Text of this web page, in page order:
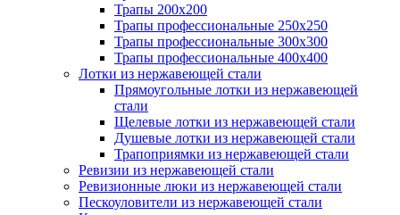
Трапы 200х200
Трапы профессиональные 250х250
Трапы профессиональные 300х300
Трапы профессиональные 400х400
Лотки из нержавеющей стали
Прямоугольные лотки из нержавеющей
стали
Щелевые лотки из нержавеющей стали
Душевые лотки из нержавеющей стали
Трапоприямки из нержавеющей стали
Ревизии из нержавеющей стали
Ревизионные люки из нержавеющей стали
Пескоуловители из нержавеющей стали